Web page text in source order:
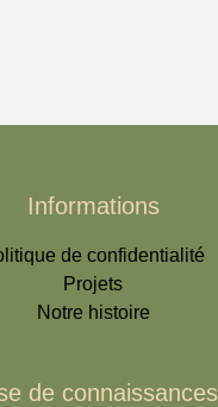
Informations
de confidentialité
Projets
Notre histoire
de connaissances